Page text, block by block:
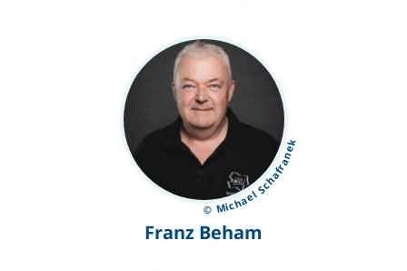
© Michael Schafranek
Franz Beham